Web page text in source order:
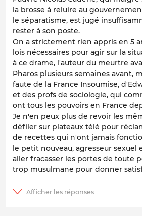
la brosse à reluire au
le séparatisme, est jugé
rester à son poste.
On a strictement rien appris en 5
lois nécessaires pour agir sur la
à ce drame, l'auteur du meurtre
Pharos plusieurs semaines avant,
faute de la France Insoumise,
et des profs de sociologie, qui
ont tous les pouvoirs en France
Je n'en peux plus de revoir les
défiler sur plateaux télé pour
de recettes qui n'ont jamais
le petit nouveau, agresseur sexuel
aller fracasser les portes de toute
trop musulmane pour donner